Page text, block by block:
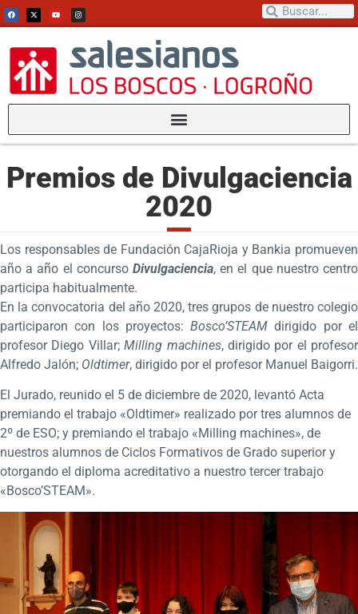
Premios de Divulgaciencia
2020
Los responsables de Fundación CajaRioja y Bankia promueven
año a año el concurso Divulgaciencia, en el que nuestro centro
participa habitualmente.
En la convocatoria del año 2020, tres grupos de nuestro colegio
participaron con los proyectos:Bosco’STEAM dirigido por el
profesor Diego Villar;Milling machines, dirigido por el profesor
Alfredo Jalón; Oldtimer, dirigido por el profesor Manuel Baigorri.
El Jurado, reunido el 5 de diciembre de 2020, levantó Acta
premiando el trabajo «Oldtimer» realizado por tres alumnos de
2º de ESO; y premiando el trabajo «Milling machines», de
nuestros alumnos de Ciclos Formativos de Grado superior y
otorgando el diploma acreditativo a nuestro tercer trabajo
«Bosco’STEAM».